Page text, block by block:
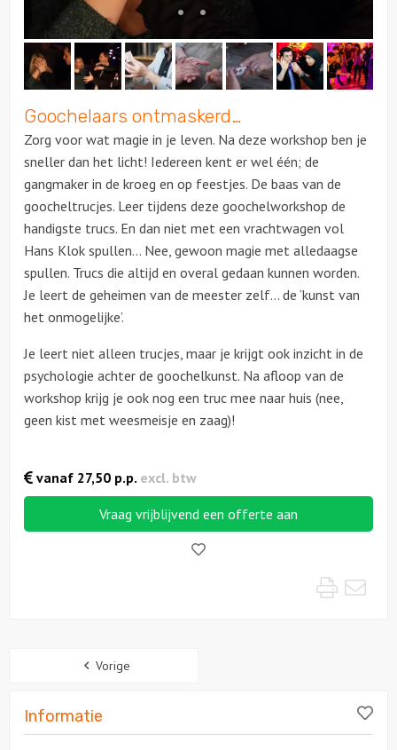
Citygames
Quizzen en spellen
Dinerspellen
Workshops
Culinaire workshops
Actieve workshops
Muzikale workshops
Online workshops
Goochelaars ontmaskerd…
Zorg voor wat magie in je leven. Na deze workshop ben je
sneller dan het licht! Iedereen kent er wel één; de
gangmaker in de kroeg en op feestjes. De baas van de
goocheltrucjes. Leer tijdens deze goochelworkshop de
handigste trucs. En dan niet met een vrachtwagen vol
Hans Klok spullen… Nee, gewoon magie met alledaagse
spullen. Trucs die altijd en overal gedaan kunnen worden.
Je leert de geheimen van de meester zelf… de ‘kunst van
het onmogelijke’.
Je leert niet alleen trucjes, maar je krijgt ook inzicht in de
psychologie achter de goochelkunst. Na afloop van de
workshop krijg je ook nog een truc mee naar huis (nee,
geen kist met weesmeisje en zaag)!
Vraag vrijblijvend een offerte aan
Like!
vanaf 27,50 p.p. excl. btw
Print
Vorige
Informatie